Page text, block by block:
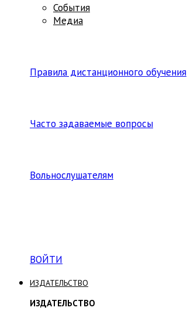
События
Медиа
Правила дистанционного обучения
Часто задаваемые вопросы
Вольнослушателям
ВОЙТИ
ИЗДАТЕЛЬСТВО
ИЗДАТЕЛЬСТВО